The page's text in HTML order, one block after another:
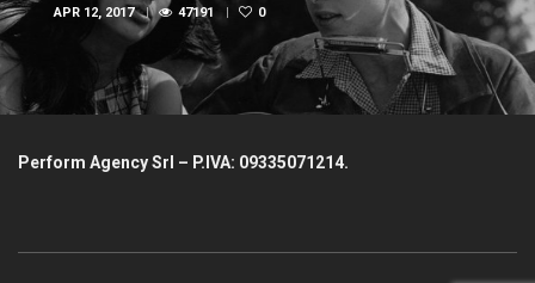
APR 12, 2017 47191 0
Perform Agency Srl – P.IVA: 09335071214.